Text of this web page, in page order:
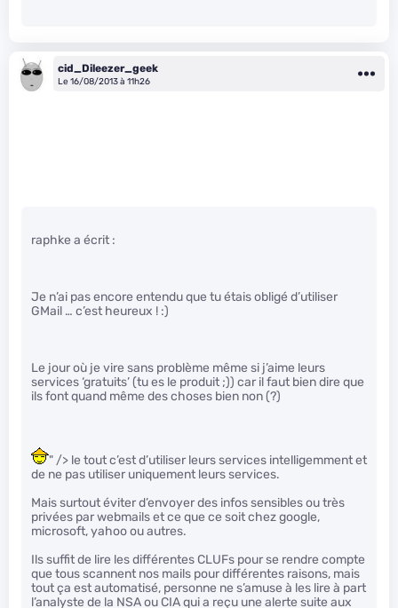
cid_Dileezer_geek
Le 16/08/2013 à 11h26
raphke a écrit :
Je n’ai pas encore entendu que tu étais obligé d’utiliser
GMail … c’est heureux ! :)
Le jour où je vire sans problème même si j’aime leurs
services ‘gratuits’ (tu es le produit ;)) car il faut bien dire que
ils font quand même des choses bien non (?)
" /> le tout c’est d’utiliser leurs services intelligemment et
de ne pas utiliser uniquement leurs services.
Mais surtout éviter d’envoyer des infos sensibles ou très
privées par webmails et ce que ce soit chez google,
microsoft, yahoo ou autres.
Ils suffit de lire les différentes CLUFs pour se rendre compte
que tous scannent nos mails pour différentes raisons, mais
tout ça est automatisé, personne ne s’amuse à les lire à part
l’analyste de la NSA ou CIA qui a reçu une alerte suite aux